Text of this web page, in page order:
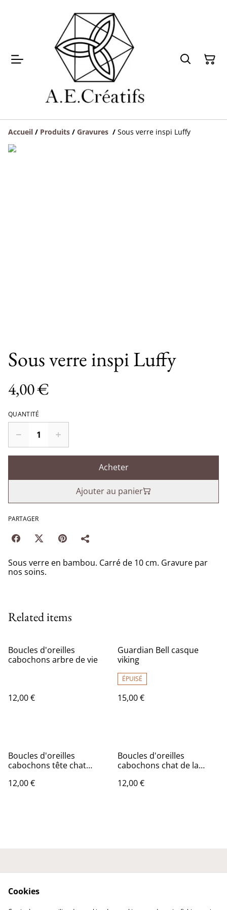
Accueil / Produits / Gravures / Sous verre inspi Luffy
Sous verre inspi Luffy
4,00 €
QUANTITÉ
Acheter
Ajouter au panier
PARTAGER
Sous verre en bambou. Carré de 10 cm. Gravure par
nos soins.
Related items
Boucles d'oreilles
cabochons arbre de vie
12,00 €
Guardian Bell casque
viking
ÉPUISÉ
15,00 €
Boucles d'oreilles
cabochons tête chat
12,00 €
Boucles d'oreilles
cabochons chat de la
12,00 €
Expédition et
Cookies